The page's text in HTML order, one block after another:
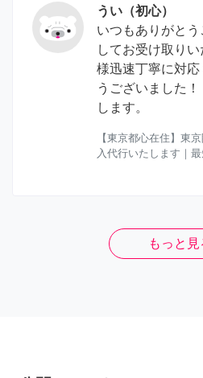
うい（初心）
いつもありがと
してお受け取り
様迅速丁寧に対
うございました
します。
【東京都心在住】東
入代行いたします｜
もっと見